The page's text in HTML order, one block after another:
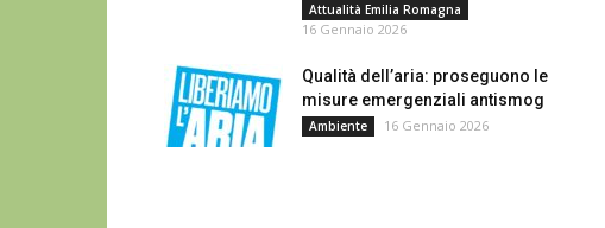
Attualità Emilia Romagna
16 Gennaio 2026
Qualità dell’aria: proseguono le
misure emergenziali antismog
Ambiente 16 Gennaio 2026